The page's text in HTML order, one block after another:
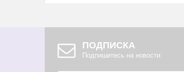
ПОДПИСКА
Подпишитесь на новости